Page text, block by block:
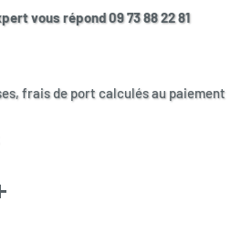
vous répond 09 73 88 22 81
frais de port calculés au paiement